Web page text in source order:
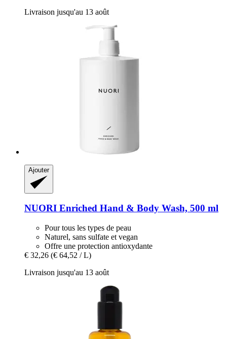
Livraison jusqu'au 13 août
Ajouter
NUORI Enriched Hand & Body Wash, 500 ml
Pour tous les types de peau
Naturel, sans sulfate et vegan
Offre une protection antioxydante
€ 32,26 (€ 64,52 / L)
Livraison jusqu'au 13 août